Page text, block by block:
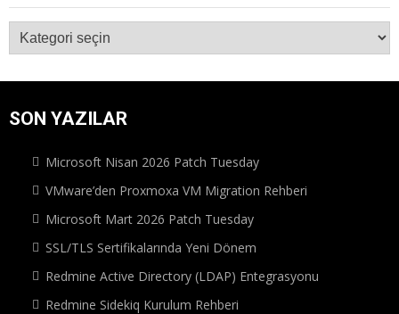
Kategoriler
SON YAZILAR
Microsoft Nisan 2026 Patch Tuesday
VMware’den Proxmoxa VM Migration Rehberi
Microsoft Mart 2026 Patch Tuesday
SSL/TLS Sertifikalarında Yeni Dönem
Redmine Active Directory (LDAP) Entegrasyonu
Redmine Sidekiq Kurulum Rehberi